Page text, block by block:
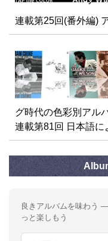
連載第25回(番外編)
グ時代の色彩別アル
連載第81回 日本語
良きアルバムを味わう
っと楽しもう